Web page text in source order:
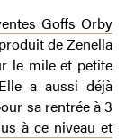
Goffs Orby
de Zenella
le mile et petite
a aussi déjà
sa rentrée à 3
à ce niveau et